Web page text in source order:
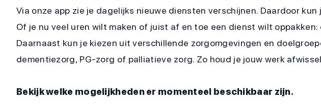
Via onze app zie je dagelijks nieuwe diensten verschijnen. Daardoor
Of je nu veel uren wilt maken of juist af en toe een dienst wilt
Daarnaast kun je kiezen uit verschillende zorgomgevingen en
dementiezorg, PG-zorg of palliatieve zorg. Zo houd je jouw werk
Bekijk welke mogelijkheden er momenteel beschikbaar zijn.